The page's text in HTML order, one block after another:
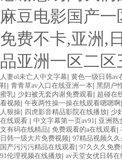
麻豆电影国产
免费不卡,亚洲,
品亚洲一区二
人妻ol未亡人中文字幕| 黄色一级日韩av
鞋| 青青草av入口在线亚洲一本| 黑阴户
蜜乳| 少妇被无套内谢免费观看| 超碰在
看视频| 午夜两性操一操在线观看嗯嗯啊 |
人狠操| 四虎影音精品影院在线播放| 少
在线观看 | 中文字幕第一页av91| 亚洲熟
文有码在线精品| 免费观看的a在线观看|
日韩一级大片免费视频| 97精品视频久久
国产污污污精品在线观看| 97久久久免费
91伦理视频在线播放| av天堂女优日韩在